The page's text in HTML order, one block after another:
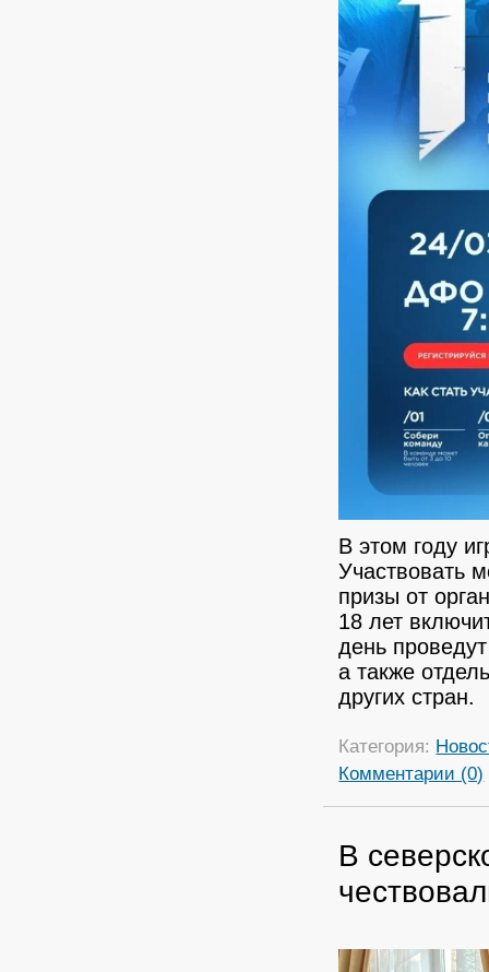
В этом году
Участвовать
призы от
18 лет
день
а также
других стран.
Категория:
Комментарии (0)
В